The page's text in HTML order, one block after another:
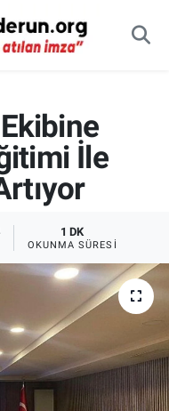
İle
1 DK
OKUNMA SÜRESI